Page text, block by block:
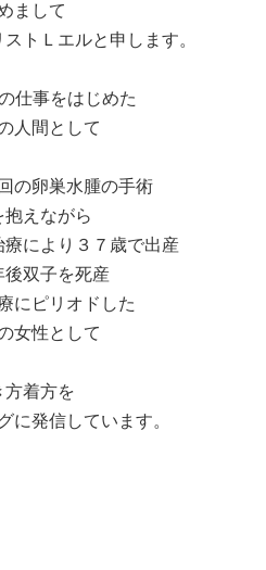
まして
トＬエルと申します。
仕事をはじめた
人間として
の卵巣水腫の手術
抱えながら
療により３７歳で出産
後双子を死産
にピリオドした
女性として
方着方を
に発信しています。